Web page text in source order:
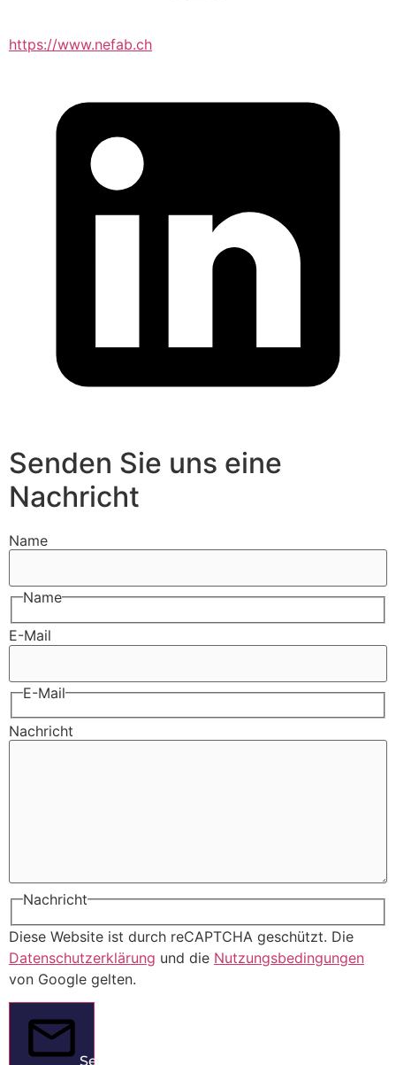
https://www.nefab.ch
Senden Sie uns eine
Nachricht
Name
Name
E-Mail
E-Mail
Nachricht
Nachricht
Diese Website ist durch reCAPTCHA geschützt. Die
Datenschutzerklärung und die Nutzungsbedingungen
von Google gelten.
Senden